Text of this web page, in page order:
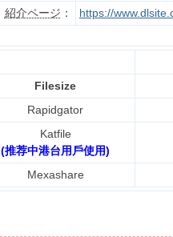
紹介ページ ： https://
Filesize
Rapidgator
Katfile
(推荐中港台用戶使用)
Mexashare